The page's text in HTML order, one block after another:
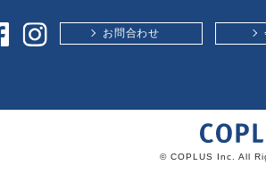
お問合わせ
© COPLUS Inc. All